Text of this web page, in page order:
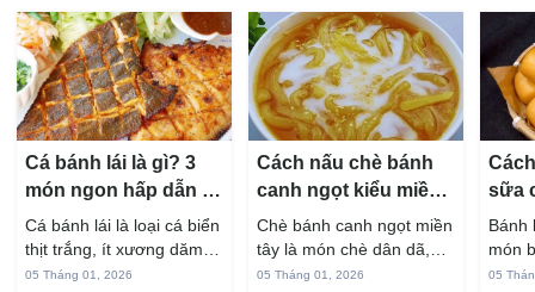
Cá bánh lái là gì? 3
món ngon hấp dẫn từ
cá bánh lái
Cá bánh lái là loại cá biển
thịt trắng, ít xương dăm,
vị ngọt và rất dễ ăn khi
05 Tháng 01, 2026
Cách nấu chè bánh
canh ngọt kiểu miền
Tây ngon chuẩn vị
Chè bánh canh ngọt miền
tây là món chè dân dã,
gắn liền với đời sống sinh
05 Tháng 01, 2026
sữa
hấp
Bánh
món
05